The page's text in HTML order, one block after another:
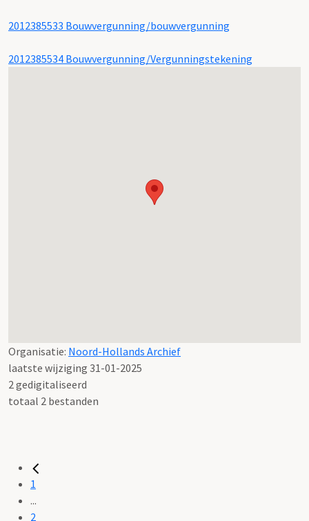
2012385533 Bouwvergunning/bouwvergunning
2012385534 Bouwvergunning/Vergunningstekening
Organisatie: Noord-Hollands Archief
laatste wijziging 31-01-2025
2 gedigitaliseerd
totaal 2 bestanden
1
...
2